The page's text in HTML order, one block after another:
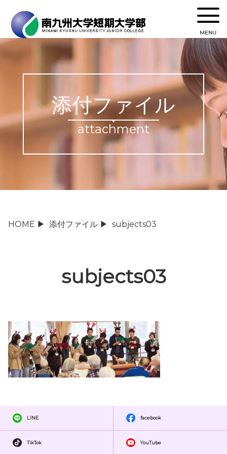
MENU
添付ファイル
attachment
HOME ▶ 添付ファイル ▶ subjects03
subjects03
LINE facebook
TikTok YouTube